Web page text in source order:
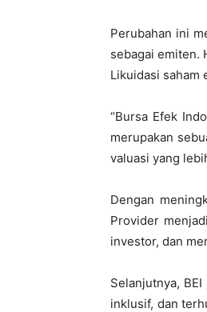
Perubahan ini
sebagai emiten.
Likuidasi saham
“Bursa Efek
merupakan
valuasi yang
Dengan
Provider
investor, dan
Selanjutnya,
inklusif, dan